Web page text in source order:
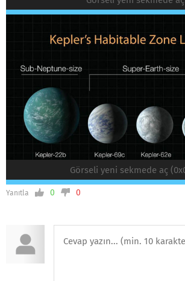
Görseli yeni sekmede aç
Yanıtla 0 0